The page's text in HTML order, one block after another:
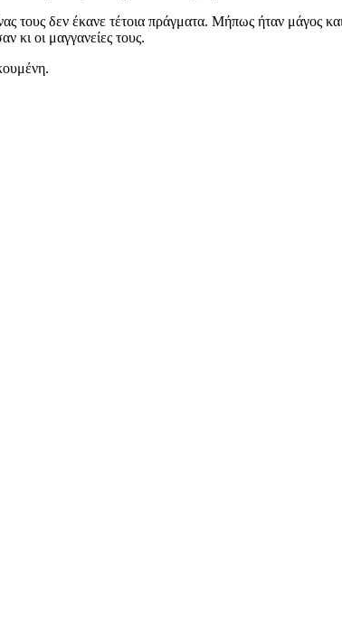
δεν έκανε τέτοια πράγματα. Μήπως ήταν μάγος
κι οι μαγγανείες τους.